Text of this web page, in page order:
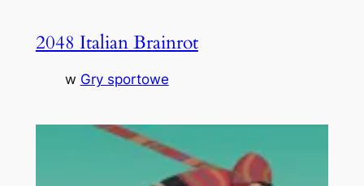
2048 Italian Brainrot
w Gry sportowe